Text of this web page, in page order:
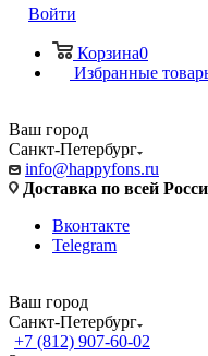
Войти
Корзина0
Избранные
Ваш город
Санкт-Петербург
info@happyfons.ru
Доставка по всей
Вконтакте
Telegram
Ваш город
Санкт-Петербург
+7 (812) 907-60-02